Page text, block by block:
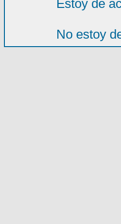
Estoy de
No estoy